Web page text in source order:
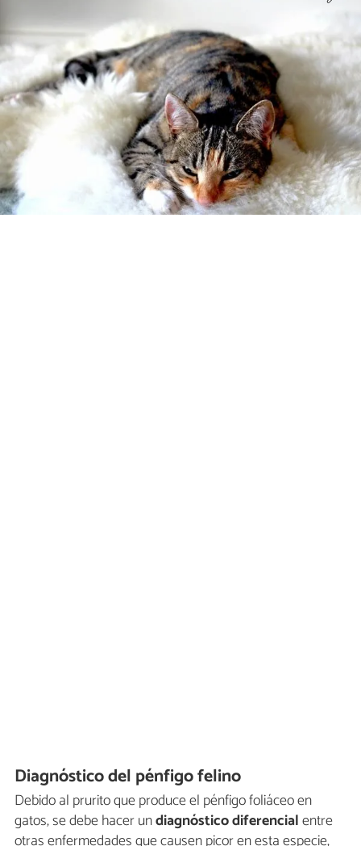
Diagnóstico del pénfigo felino
Debido al prurito que produce el pénfigo foliáceo en
gatos, se debe hacer undiagnóstico diferencialentre